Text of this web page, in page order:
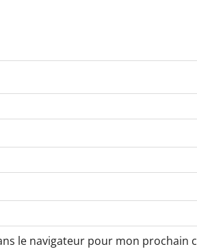
le navigateur pour mon prochain